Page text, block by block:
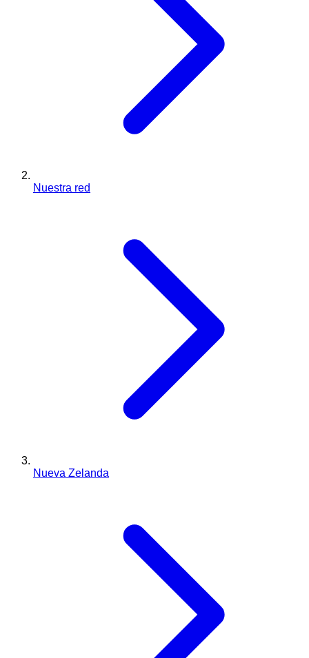
Nuestra red
Nueva Zelanda